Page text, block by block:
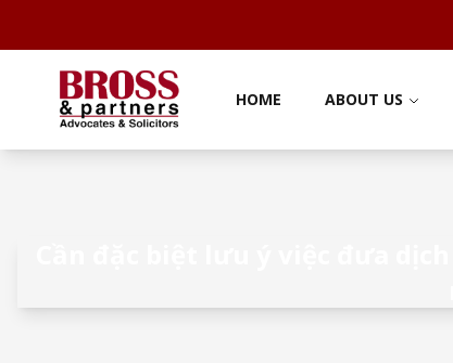
HOME ABOUT US